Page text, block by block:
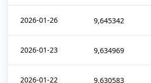
2026-01-26 9,645342
2026-01-23 9,634969
2026-01-22 9,630583